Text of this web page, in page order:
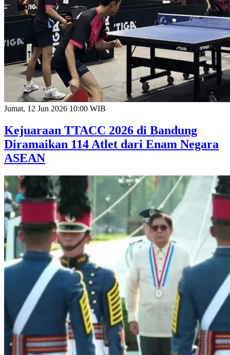
Jumat, 12 Jun 2026 10:00 WIB
Kejuaraan TTACC 2026 di Bandung
Diramaikan 114 Atlet dari Enam Negara
ASEAN